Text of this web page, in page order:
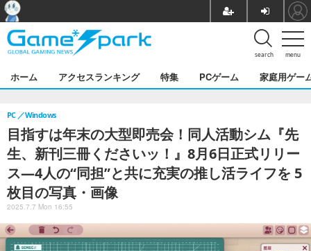
menu
search
ホーム アクセスランキング 特集 PCゲーム 家庭用ゲー
目指すは年末の大型即売会！同人活動シム『先
生、新刊三冊くださいッ！』8月6日正式リリー
ス―4人の“同担”と共に充実の推し活ライフを 5
枚目の写真・画像
PC Windows
2025.7.7 Mon 16:55